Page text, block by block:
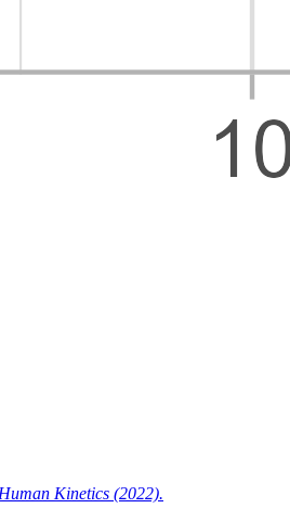
Kinetics (2022).